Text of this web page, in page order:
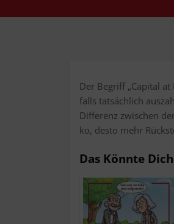
Der Begriff „Capi­tal
falls tat­säch­lich
Dif­fe­renz zwi­schen
ko, des­to mehr
Das Könn­te